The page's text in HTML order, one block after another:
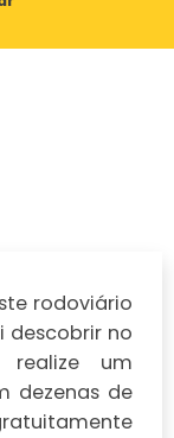
rodoviário
descobrir no
realize um
dezenas de